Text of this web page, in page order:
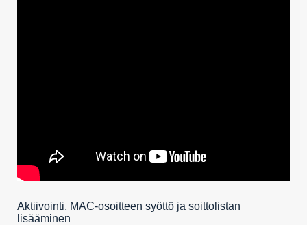
Aktiivointi, MAC-osoitteen syöttö ja soittolistan
lisääminen